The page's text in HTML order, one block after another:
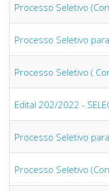
Processo Seletivo
Processo Seletivo
Processo Seletivo (
Edital 202/2022 -
Processo Seletivo
Processo Seletivo